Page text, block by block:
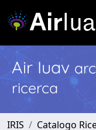
Air Iuav
ricerca
IRIS
Catalogo